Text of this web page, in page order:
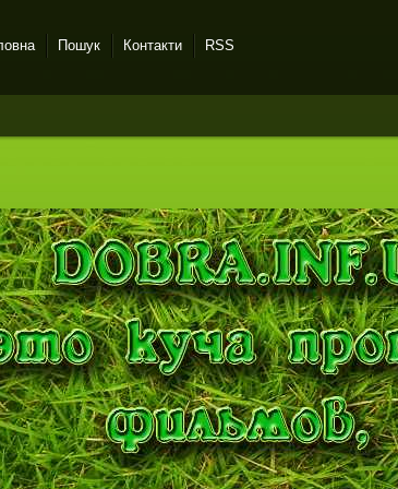
Пошук Контакти RSS